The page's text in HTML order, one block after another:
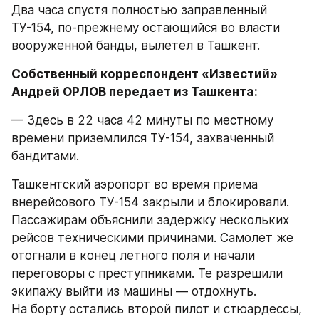
Два часа спустя полностью заправленный
ТУ-154, по-прежнему остающийся во власти
вооруженной банды, вылетел в Ташкент.
Собственный корреспондент «Известий»
Андрей ОРЛОВ передает из Ташкента:
— Здесь в 22 часа 42 минуты по местному
времени приземлился ТУ-154, захваченный
бандитами.
Ташкентский аэропорт во время приема
внерейсового ТУ-154 закрыли и блокировали.
Пассажирам объяснили задержку нескольких
рейсов техническими причинами. Самолет же
отогнали в конец летного поля и начали
переговоры с преступниками. Те разрешили
экипажу выйти из машины — отдохнуть.
На борту остались второй пилот и стюардессы,